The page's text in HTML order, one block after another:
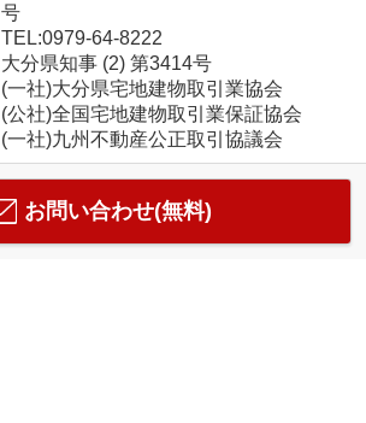
号
TEL:0979-64-8222
大分県知事 (2) 第3414号
(一社)大分県宅地建物取引業協会
(公社)全国宅地建物取引業保証協会
(一社)九州不動産公正取引協議会
お問い合わせ(無料)